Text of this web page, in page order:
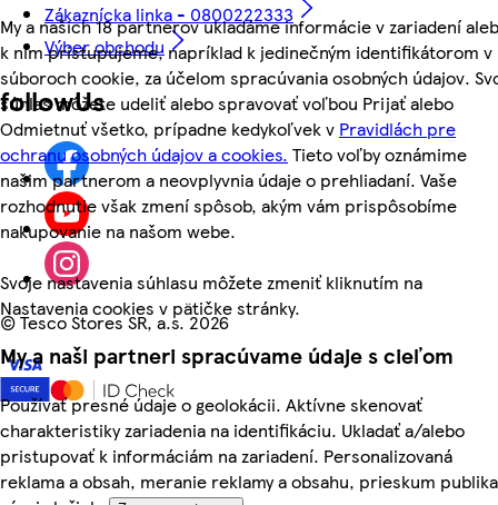
My a našich 18 partnerov ukladáme informácie v zariadení
k nim pristupujeme, napríklad k jedinečným identifikátorom v
súboroch cookie, za účelom spracúvania osobných údajov.
súhlas môžete udeliť alebo spravovať voľbou Prijať alebo
Odmietnuť všetko, prípadne kedykoľvek v Pravidlách pre
ochranu osobných údajov a cookies. Tieto voľby oznámime
našim partnerom a neovplyvnia údaje o prehliadaní. Vaše
rozhodnutie však zmení spôsob, akým vám prispôsobíme
nakupovanie na našom webe.
Svoje nastavenia súhlasu môžete zmeniť kliknutím na
Nastavenia cookies v pätičke stránky.
My a naši partneri spracúvame údaje s cieľom
Používať presné údaje o geolokácii. Aktívne skenovať
charakteristiky zariadenia na identifikáciu. Ukladať a/alebo
pristupovať k informáciám na zariadení. Personalizovaná
reklama a obsah, meranie reklamy a obsahu, prieskum
Zákaznícka linka - 0800222333
Výber obchodu
followUs
©Tesco Stores SR, a.s. 2026